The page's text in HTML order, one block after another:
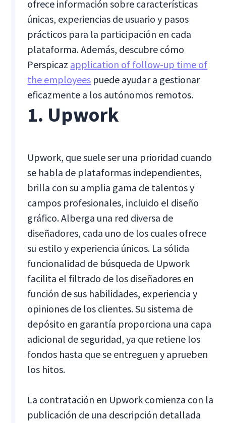
ofrece información sobre características
únicas, experiencias de usuario y pasos
prácticos para la participación en cada
plataforma. Además, descubre cómo
Perspicaz application of follow-up time of
the employees puede ayudar a gestionar
eficazmente a los autónomos remotos.
1. Upwork
Upwork, que suele ser una prioridad cuando
se habla de plataformas independientes,
brilla con su amplia gama de talentos y
campos profesionales, incluido el diseño
gráfico. Alberga una red diversa de
diseñadores, cada uno de los cuales ofrece
su estilo y experiencia únicos. La sólida
funcionalidad de búsqueda de Upwork
facilita el filtrado de los diseñadores en
función de sus habilidades, experiencia y
opiniones de los clientes. Su sistema de
depósito en garantía proporciona una capa
adicional de seguridad, ya que retiene los
fondos hasta que se entreguen y aprueben
los hitos.
La contratación en Upwork comienza con la
publicación de una descripción detallada